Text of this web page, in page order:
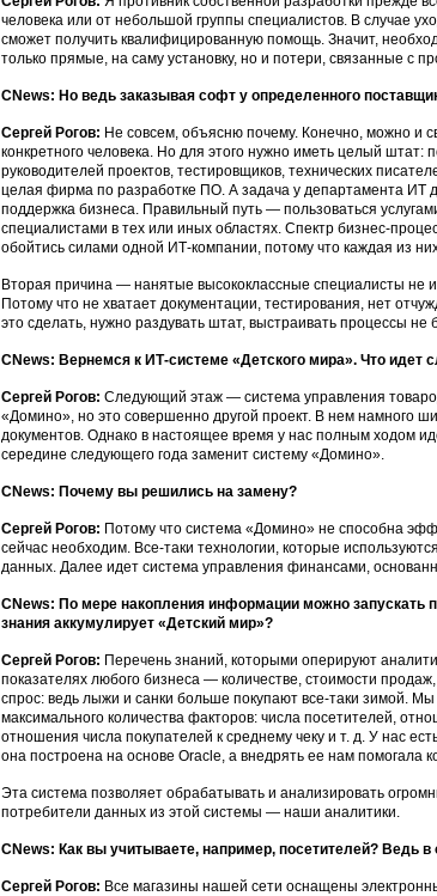
человека или от небольшой группы специалистов. В случае
сможет получить квалифицированную помощь. Значит,
только прямые, на саму установку, но и потери, связанные с
CNews: Но ведь заказывая софт у определенного
Сергей Рогов: Не совсем, объясню почему. Конечно, можно и
конкретного человека. Но для этого нужно иметь целый штат:
руководителей проектов, тестировщиков, технических
целая фирма по разработке ПО. А задача у департамента ИТ
поддержка бизнеса. Правильный путь — пользоваться
специалистами в тех или иных областях. Спектр бизнес-
обойтись силами одной ИТ-компании, потому что каждая из
Вторая причина — нанятые высококлассные специалисты не
Потому что не хватает документации, тестирования, нет
это сделать, нужно раздувать штат, выстраивать процессы
CNews: Вернемся к ИТ-системе «Детского мира». Что
Сергей Рогов: Следующий этаж — система управления
«Домино», но это совершенно другой проект. В нем намного
документов. Однако в настоящее время у нас полным ходом
середине следующего года заменит систему «Домино».
CNews: Почему вы решились на замену?
Сергей Рогов: Потому что система «Домино» не способна
сейчас необходим. Все-таки технологии, которые
данных. Далее идет система управления финансами,
CNews: По мере накопления информации можно запускать
знания аккумулирует «Детский мир»?
Сергей Рогов: Перечень знаний, которыми оперируют
показателях любого бизнеса — количестве, стоимости
спрос: ведь лыжи и санки больше покупают все-таки зимой.
максимального количества факторов: числа посетителей,
отношения числа покупателей к среднему чеку и т. д. У нас
она построена на основе Oracle, а внедрять ее нам помогала
Эта система позволяет обрабатывать и анализировать
потребители данных из этой системы — наши аналитики.
CNews: Как вы учитываете, например, посетителей? Ведь
Сергей Рогов: Все магазины нашей сети оснащены